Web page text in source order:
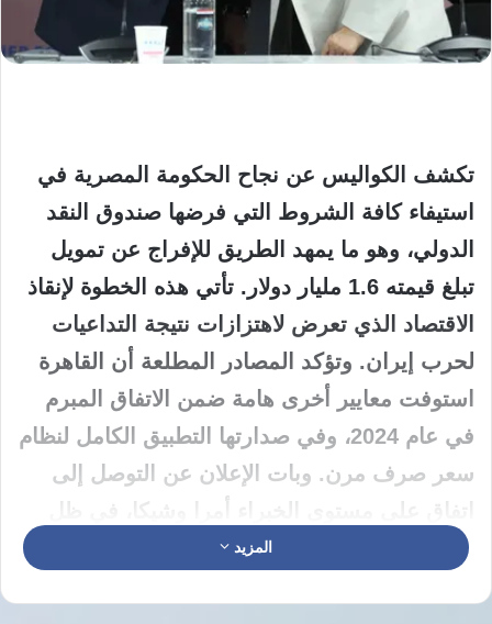
تكشف الكواليس عن نجاح الحكومة المصرية في
استيفاء كافة الشروط التي فرضها صندوق النقد
الدولي، وهو ما يمهد الطريق للإفراج عن تمويل
تبلغ قيمته 1.6 مليار دولار. تأتي هذه الخطوة لإنقاذ
الاقتصاد الذي تعرض لاهتزازات نتيجة التداعيات
لحرب إيران. وتؤكد المصادر المطلعة أن القاهرة
استوفت معايير أخرى هامة ضمن الاتفاق المبرم
في عام 2024، وفي صدارتها التطبيق الكامل لنظام
سعر صرف مرن. وبات الإعلان عن التوصل إلى
صمت من المسؤولين المصريين الذين لم يردوا
المزيد